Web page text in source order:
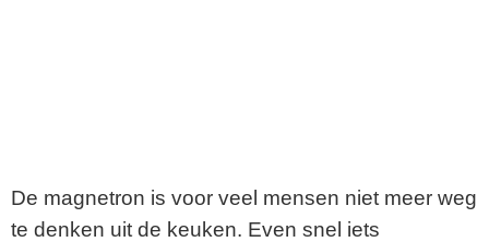
De magnetron is voor veel mensen niet meer weg
te denken uit de keuken. Even snel iets